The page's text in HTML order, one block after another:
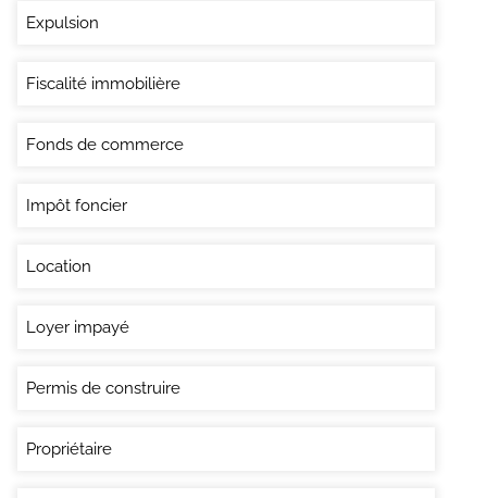
Expulsion
Fiscalité immobilière
Fonds de commerce
Impôt foncier
Location
Loyer impayé
Permis de construire
Propriétaire